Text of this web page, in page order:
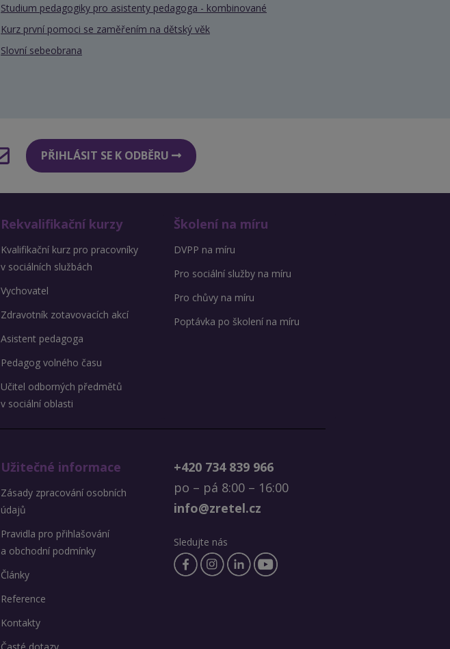
Studium pedagogiky pro asistenty pedagoga - kombinované
Kurz první pomoci se zaměřením na dětský věk
Slovní sebeobrana
PŘIHLÁSIT SE K ODBĚRU
Rekvalifikační kurzy
Kvalifikační kurz pro pracovníky
v sociálních službách
Vychovatel
Zdravotník zotavovacích akcí
Asistent pedagoga
Pedagog volného času
Učitel odborných předmětů
v sociální oblasti
Školení na míru
DVPP na míru
Pro sociální služby na míru
Pro chůvy na míru
Poptávka po školení na míru
Užitečné informace
Zásady zpracování osobních
údajů
Pravidla pro přihlašování
a obchodní podmínky
Články
Reference
Kontakty
Časté dotazy
+420 734 839 966
po – pá 8:00 – 16:00
info@zretel.cz
Sledujte nás